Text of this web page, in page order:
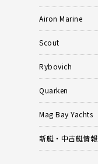
Airon Marine
Scout
Rybovich
Quarken
Mag Bay Yachts
新艇・中古艇情報